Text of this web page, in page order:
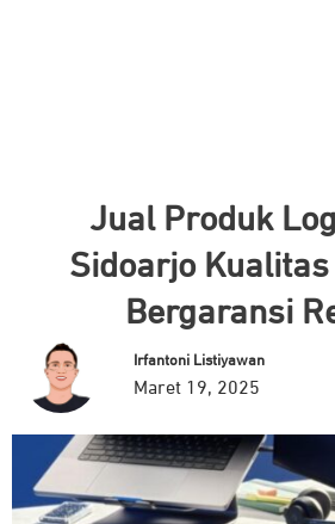
Jual Produk
Sidoarjo
Bergaransi
Irfantoni Listiyawan
Maret 19, 2025